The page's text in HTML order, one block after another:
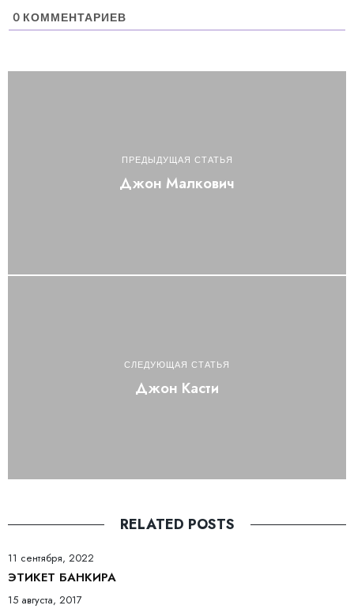
0 КОММЕНТАРИЕВ
ПРЕДЫДУЩАЯ СТАТЬЯ
Джон Малкович
СЛЕДУЮЩАЯ СТАТЬЯ
Джон Касти
RELATED POSTS
11 сентября, 2022
ЭТИКЕТ БАНКИРА
15 августа, 2017